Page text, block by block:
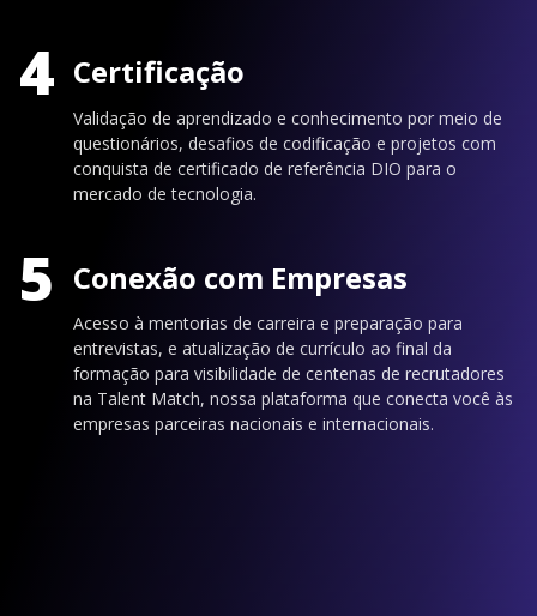
4 Certificação
Validação de aprendizado e conhecimento por meio de
questionários, desafios de codificação e projetos com
conquista de certificado de referência DIO para o
mercado de tecnologia.
5 Conexão com Empresas
Acesso à mentorias de carreira e preparação para
entrevistas, e atualização de currículo ao final da
formação para visibilidade de centenas de recrutadores
na Talent Match, nossa plataforma que conecta você às
empresas parceiras nacionais e internacionais.